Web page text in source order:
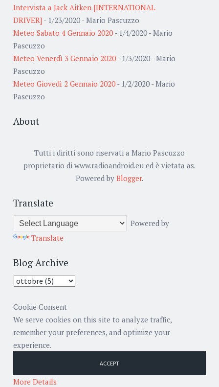
Intervista a Jack Aitken [INTERNATIONAL
DRIVER] - 1/23/2020 - Mario Pascuzzo
Meteo Sabato 4 Gennaio 2020 - 1/4/2020 - Mario
Pascuzzo
Meteo Venerdì 3 Gennaio 2020 - 1/3/2020 - Mario
Pascuzzo
Meteo Giovedì 2 Gennaio 2020 - 1/2/2020 - Mario
Pascuzzo
About
Tutti i diritti sono riservati a Mario Pascuzzo
proprietario di www.radioandroid.eu ed è vietata as.
Powered by Blogger.
Translate
Powered by
Translate
Blog Archive
Cookie Consent
We serve cookies on this site to analyze traffic,
remember your preferences, and optimize your
experience.
ACCEPT
More Details